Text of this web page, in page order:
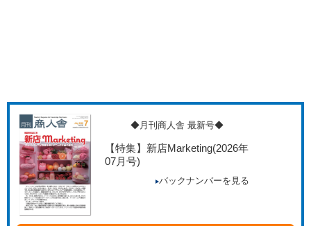
◆月刊商人舎 最新号◆
【特集】新店Marketing(2026年
07月号)
バックナンバーを見る